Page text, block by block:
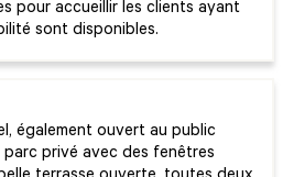
pour accueillir les clients ayant
sont disponibles.
également ouvert au public
parc privé avec des fenêtres